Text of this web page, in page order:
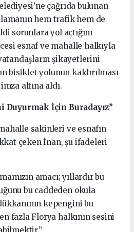
çağrıda bulunan
hem trafik hem de
sorunlara yol açtığını
esnaf ve mahalle halkıyla
şikayetlerini
bisiklet yolunun kaldırılması
altına aldı.
Duyurmak İçin Buradayız”
sakinleri ve esnafın
çeken İnan, şu ifadeleri
amacı; yıllardır bu
bu caddeden okula
kepengini bu
fazla Florya halkının sesini